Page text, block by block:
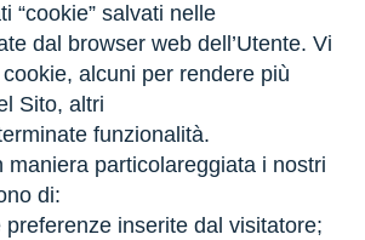
“cookie” salvati nelle
dal browser web dell’Utente. Vi
alcuni per rendere più
Sito, altri
funzionalità.
maniera particolareggiata i nostri
di:
preferenze inserite dal visitatore;